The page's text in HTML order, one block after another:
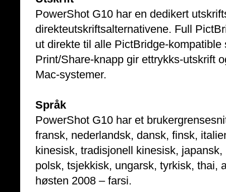
PowerShot G10 har en dedikert
direkteutskriftsalternativene. Full
ut direkte til alle PictBridge-
Print/Share-knapp gir ettrykks-utskrift
Mac-systemer.
Språk
PowerShot G10 har et
fransk, nederlandsk, dansk, finsk,
kinesisk, tradisjonell kinesisk,
polsk, tsjekkisk, ungarsk, tyrkisk, thai,
høsten 2008 – farsi.